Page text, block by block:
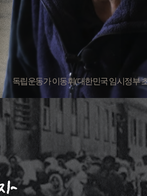
독립운동가 이동휘(대한민국 임시정부